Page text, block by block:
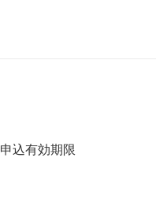
申込有効期限